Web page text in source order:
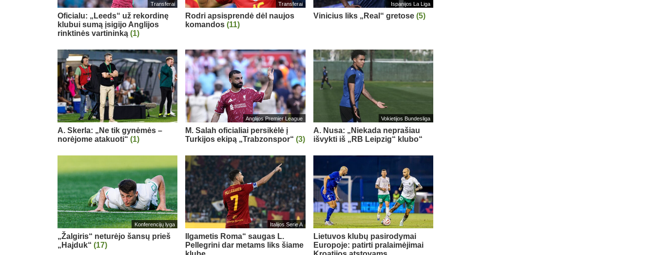
Transferai
Oficialu: „Leeds“ už rekordinę
klubui sumą įsigijo Anglijos
rinktinės vartininką (1)
Transferai
Rodri apsisprendė dėl naujos
komandos(11)
Ispanijos La Liga
Vinicius liks „Real“ gretose (5)
A. Skerla: „Ne tik gynėmės –
norėjome atakuoti“ (1)
Anglijos Premier League
M. Salah oficialiai persikėlė į
Turkijos ekipą „Trabzonspor“(3)
Vokietijos Bundesliga
A. Nusa: „Niekada neprašiau
išvykti iš „RB Leipzig“ klubo“
Konferencijų lyga
„Žalgiris“ neturėjo šansų prieš
„Hajduk“ (17)
Italijos Serie A
Ilgametis Roma“ saugas L.
Pellegrini dar metams liks šiame
Lietuvos klubų pasirodymai
Europoje: patirti pralaimėjimai